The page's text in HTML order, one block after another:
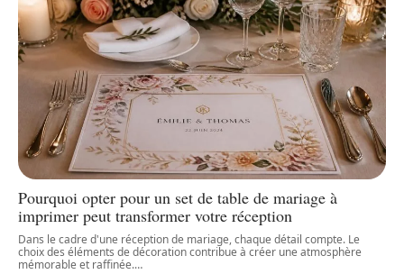
Pourquoi opter pour un set de table de mariage à
imprimer peut transformer votre réception
Dans le cadre d'une réception de mariage, chaque détail compte. Le
choix des éléments de décoration contribue à créer une atmosphère
mémorable et raffinée.…